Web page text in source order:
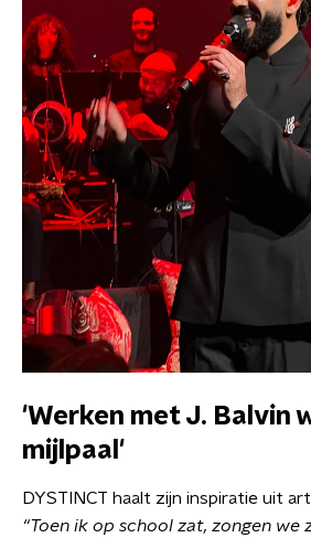
'Werken met J. Balvin
mijlpaal'
DYSTINCT haalt zijn inspiratie uit
“Toen ik op school zat, zongen we